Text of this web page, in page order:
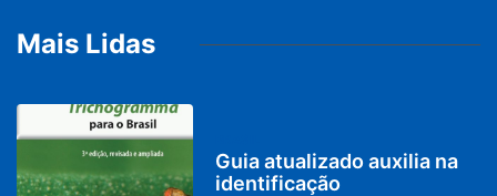
Mais Lidas
Guia atualizado auxilia na
identificação